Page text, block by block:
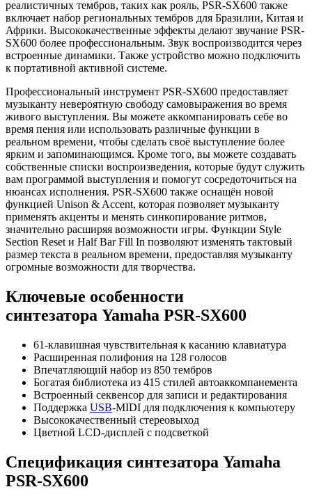
реалистичных тембров, таких как рояль, PSR-SX600 также
включает набор региональных тембров для Бразилии, Китая и
Африки. Высококачественные эффекты делают звучание PSR-
SX600 более профессиональным. Звук воспроизводится через
встроенные динамики. Также устройство можно подключить
к портативной активной системе.
Профессиональный инструмент PSR-SX600 предоставляет
музыканту невероятную свободу самовыражения во время
живого выступления. Вы можете аккомпанировать себе во
время пения или использовать различные функции в
реальном времени, чтобы сделать своё выступление более
ярким и запоминающимся. Кроме того, вы можете создавать
собственные списки воспроизведения, которые будут служить
вам программой выступления и помогут сосредоточиться на
нюансах исполнения. PSR-SX600 также оснащён новой
функцией Unison & Accent, которая позволяет музыканту
применять акценты и менять синкопирование ритмов,
значительно расширяя возможности игры. Функции Style
Section Reset и Half Bar Fill In позволяют изменять тактовый
размер текста в реальном времени, предоставляя музыканту
огромные возможности для творчества.
Ключевые особенности
синтезатора Yamaha PSR-SX600
61-клавишная чувствительная к касанию клавиатура
Расширенная полифония на 128 голосов
Впечатляющий набор из 850 тембров
Богатая библиотека из 415 стилей автоаккомпанемента
Встроенный секвенсор для записи и редактирования
Поддержка USB-MIDI для подключения к компьютеру
Высококачественный стереовыход
Цветной LCD-дисплей с подсветкой
Спецификация синтезатора Yamaha
PSR-SX600